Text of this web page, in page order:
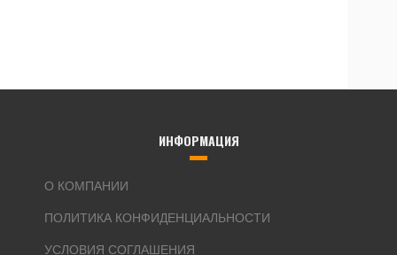
ИНФОРМАЦИЯ
О КОМПАНИИ
ПОЛИТИКА КОНФИДЕНЦИАЛЬНОСТИ
УСЛОВИЯ СОГЛАШЕНИЯ